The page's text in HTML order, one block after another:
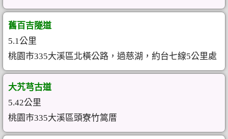
舊百吉隧道
5.1公里
桃園市335大溪區北橫公路，過慈湖，約台七線5公里處
大艽芎古道
5.42公里
桃園市335大溪區頭寮竹篙厝